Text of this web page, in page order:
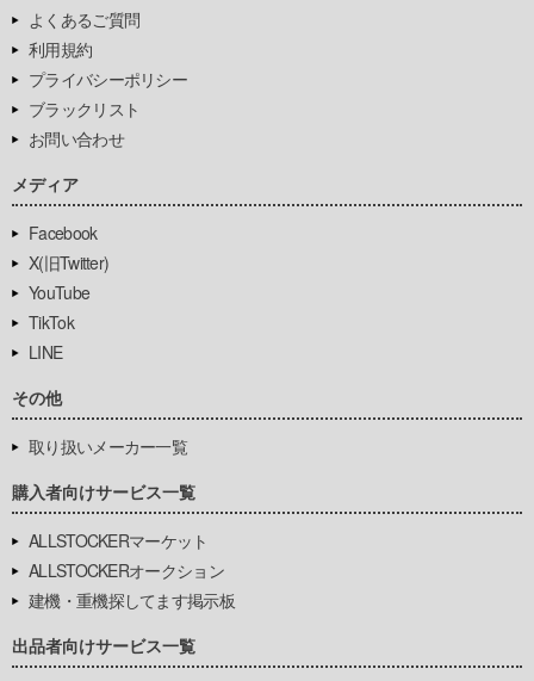
よくあるご質問
利用規約
プライバシーポリシー
ブラックリスト
お問い合わせ
メディア
Facebook
X(旧Twitter)
YouTube
TikTok
LINE
その他
取り扱いメーカー一覧
購入者向けサービス一覧
ALLSTOCKERマーケット
ALLSTOCKERオークション
建機・重機探してます掲示板
出品者向けサービス一覧